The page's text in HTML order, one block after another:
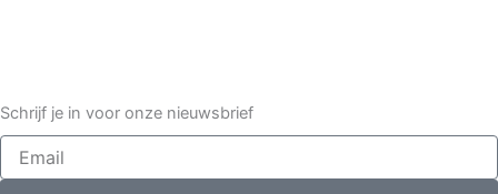
Schrijf je in voor onze nieuwsbrief